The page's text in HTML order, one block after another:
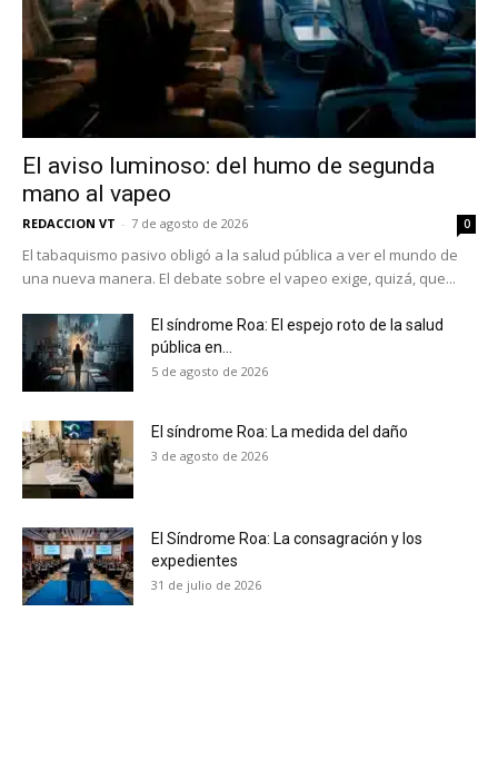
No te pierdas de las
últimas noticias
Suscríbete a nuestro boletín diario y
recibe todas las noticias del vapeo y la
reducción de daños en tu correo
Subscribe to our daily clipping and
receive all the news of vaping and
tobacco harm reduction in your email.
El aviso luminoso: del humo de segunda
mano al vapeo
REDACCION VT - 7 de agosto de 2026 0
El tabaquismo pasivo obligó a la salud pública a ver el mundo de
una nueva manera. El debate sobre el vapeo exige, quizá, que...
El síndrome Roa: El espejo roto de la salud
pública en...
5 de agosto de 2026
El síndrome Roa: La medida del daño
3 de agosto de 2026
El Síndrome Roa: La consagración y los
expedientes
31 de julio de 2026